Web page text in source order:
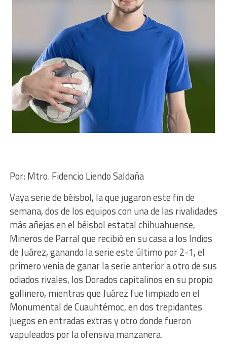
​Por: Mtro. Fidencio Liendo Saldaña
Vaya serie de béisbol, la que jugaron este fin de
semana, dos de los equipos con una de las rivalidades
más añejas en el béisbol estatal chihuahuense,
Mineros de Parral que recibió en su casa a los Indios
de Juárez, ganando la serie este último por 2-1, el
primero venia de ganar la serie anterior a otro de sus
odiados rivales, los Dorados capitalinos en su propio
gallinero, mientras que Juárez fue limpiado en el
Monumental de Cuauhtémoc, en dos trepidantes
juegos en entradas extras y otro donde fueron
vapuleados por la ofensiva manzanera.